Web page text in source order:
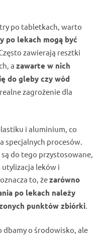
po tabletkach, warto
po lekach mogą być
zawierają resztki
a zawarte w nich
do gleby czy wód
zagrożenie dla
i aluminium, co
specjalnych procesów.
są do tego przystosowane,
utylizacja leków i
to, żezarówno
po lekach należy
punktów zbiórki.
dbamy o środowisko, ale